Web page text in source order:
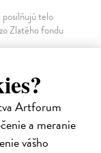
Artforum
a meranie
vášho
telo
Zlatého fondu